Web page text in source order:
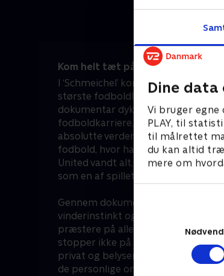
Dine data
Vi bruger egne
PLAY, til
til målrettet
du kan altid
mere om
Kom helt tæt på den danske
I ‘Schmeichel’ kommer du med
største fodboldlegender – og så er
dokumentar dykker dybt ned i
fodboldkarriere, der tog ham fra
absolutte verdenselite. Du får et
fodbold, hvor han som den
United vandt alt, hvad der var værd
som en af spillets sande giganter.
Gennem dokumentaren
vinderinstinkt og den enorme
præstere på allerhøjeste niveau
stopper ikke på fodboldbanen.
privat og belyser hans liv uden for
de personlige omkostninger og det